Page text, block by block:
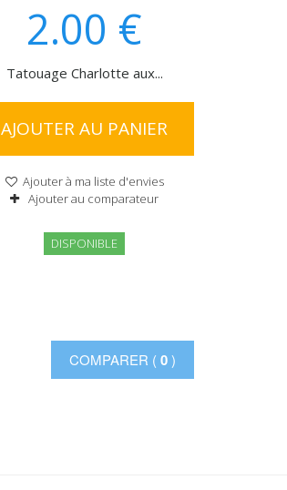
2.00 €
Tatouage Charlotte aux...
AJOUTER AU PANIER
Ajouter à ma liste d'envies
Ajouter au comparateur
DISPONIBLE
COMPARER ( 0)